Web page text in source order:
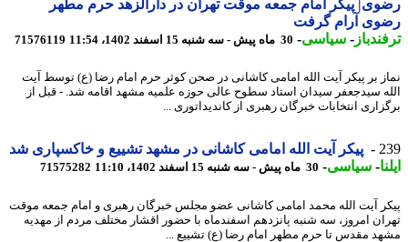
پیکر امام جمعه موقت تهران در دارالزهد حرم مطهر
آرام گرفت
-سیاسی-30 ماه پیش - سه شنبه 15 اسفند 1402، 11:54 71576119
بر پیکر آیت الله امامی کاشانی در صحن کوثر حرم امام رضا (ع) توسط آیت
سیدجعفر سیدان استاد سطوح عالی حوزه علمیه مشهد اقامه شد. - قبل از
انتخابات خبرگان رهبری از کاندیداتوری ...
پیکر آیت الله امامی کاشانی در مشهد تشییع و خاکسپاری شد
-سیاسی-30 ماه پیش - سه شنبه 15 اسفند 1402، 11:10 71575282
آیت الله محمد امامی کاشانی عضو مجلس خبرگان رهبری و امام جمعه موقت
امروز، سه شنبه پانزدهم اسفندماه با حضور اقشار مختلف مردم از مهدیه
مقدس تا حرم مطهر امام رضا (ع) تشییع ...